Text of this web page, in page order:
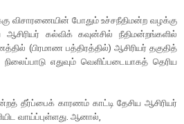
விசாரணையின் போதும் உச்சநீதிமன்ற வழக்கு
கல்விக் கவுன்சில் நீதிமன்றங்களில்
(பிரமாண பத்திரத்தில்) ஆசிரியர் தகுதித்
நிலைப்பாடு எதுவும் வெளிப்படையாகத் தெரிய
தீர்ப்பைக் காரணம் காட்டி தேசிய ஆசிரியர்
வாய்ப்புள்ளது. ஆனால்,